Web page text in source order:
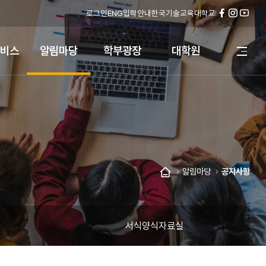
로그인ENG입학안내한국기술교육대학교
페
스
북
인
스
타
그
램
유
브
스 알림마당 학부광장 대학원
전
체
메
뉴
열
홈
알림마당 공지사항
서식양식자료실